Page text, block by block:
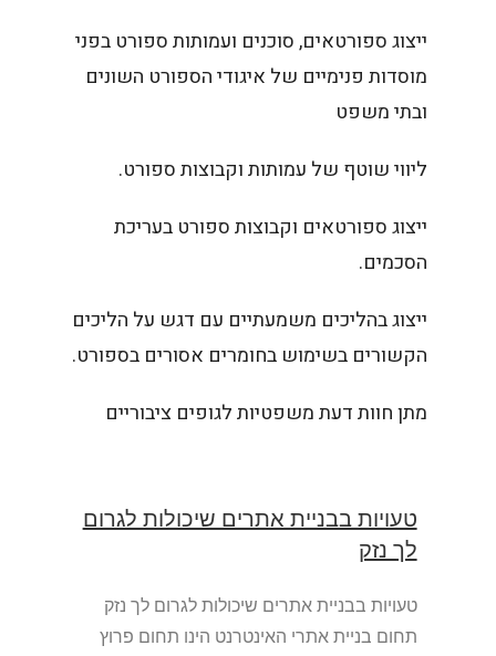
ייצוג ספורטאים, סוכנים ועמותות ספורט בפני
מוסדות פנימיים של איגודי הספורט השונים
ובתי משפט
ליווי שוטף של עמותות וקבוצות ספורט.
ייצוג ספורטאים וקבוצות ספורט בעריכת
הסכמים.
ייצוג בהליכים משמעתיים עם דגש על הליכים
הקשורים בשימוש בחומרים אסורים בספורט.
מתן חוות דעת משפטיות לגופים ציבוריים
טעויות בבניית אתרים שיכולות לגרום
לך נזק
טעויות בבניית אתרים שיכולות לגרום לך נזק
תחום בניית אתרי האינטרנט הינו תחום פרוץ